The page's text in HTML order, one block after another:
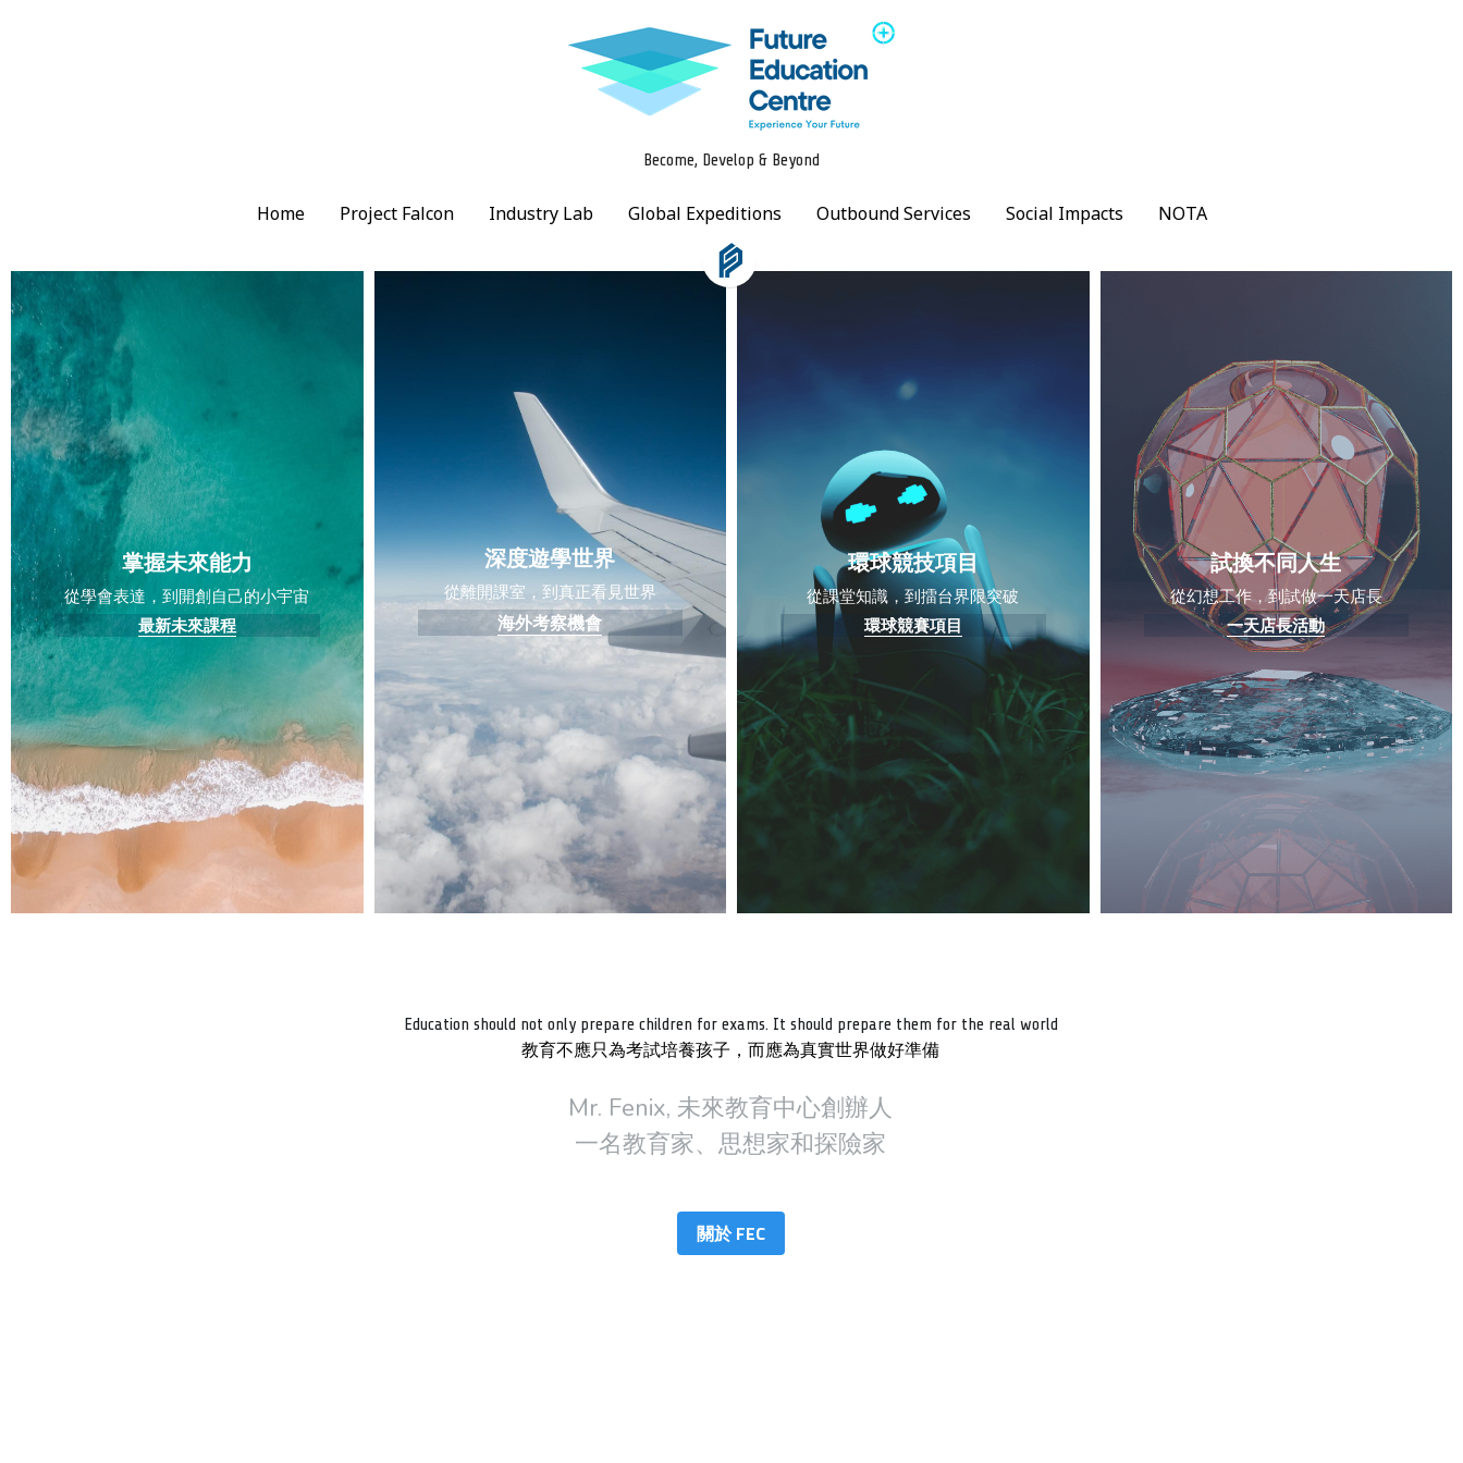
Become, Develop & Beyond
Home Project Falcon Industry Lab Global Expeditions Outbound Services Social Impacts NOTA
Become, Develop & Beyond
Home Project Falcon Industry Lab Global Expeditions Outbound Services Social Impacts NOTA
掌握未來能力
從學會表達，到開創自己的小宇宙
最新未來課程
深度遊學世界
從離開課室，到真正看見世界
海外考察機會
環球競技項目
從課堂知識，到擂台界限突破
環球競賽項目
試換不同人生
從幻想工作，到試做一天店長
一天店長活動
Education should not only prepare children for exams. It should prepare them for the real world
教育不應只為考試培養孩子，而應為真實世界做好準備
Mr. Fenix, 未來教育中心創辦人
一名教育家、思想家和探險家
關於 FEC